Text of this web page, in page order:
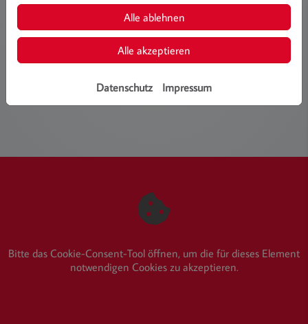
Mit dem 3D - Badplaner haben Sie die
Möglichkeit Ihr Bad direkt auf unserer
Webseite zu planen.
Weiterlesen
Bitte das Cookie-Consent-Tool öffnen, um die für dieses Element
notwendigen Cookies zu akzeptieren.
Alle ablehnen
Alle akzeptieren
Datenschutz Impressum